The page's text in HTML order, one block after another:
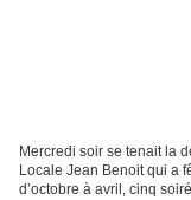
Mercredi soir se tenait la
Locale Jean Benoit qui a
d’octobre à avril, cinq